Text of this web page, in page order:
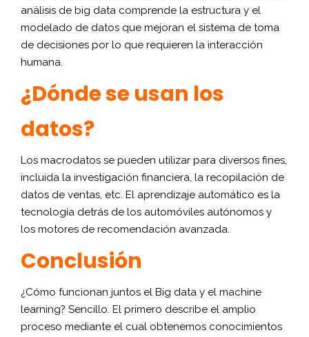
análisis de big data comprende la estructura y el
modelado de datos que mejoran el sistema de toma
de decisiones por lo que requieren la interacción
humana.
¿Dónde se usan los
datos?
Los macrodatos se pueden utilizar para diversos fines,
incluida la investigación financiera, la recopilación de
datos de ventas, etc. El aprendizaje automático es la
tecnología detrás de los automóviles autónomos y
los motores de recomendación avanzada.
Conclusión
¿Cómo funcionan juntos el Big data y el machine
learning? Sencillo. El primero describe el amplio
proceso mediante el cual obtenemos conocimientos